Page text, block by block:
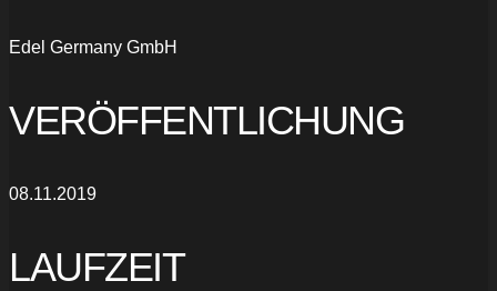
Edel Germany GmbH
VERÖFFENTLICHUNG
08.11.2019
LAUFZEIT